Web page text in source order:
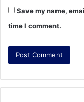
Save my name,
time I comment.